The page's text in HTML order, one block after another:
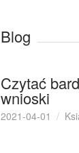
Blog
Czytać
wnioski
2021-04-01